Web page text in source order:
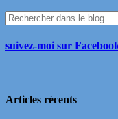
suivez-moi sur
Articles récents